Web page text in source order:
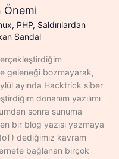
Önemi
, PHP, Saldırılardan
Sandal
geleneği bozmayarak,
ayında Hacktrick siber
donanım yazılımı
sonra sunuma
bir blog yazısı yazmaya
dediğimiz kavram
bağlanan birçok